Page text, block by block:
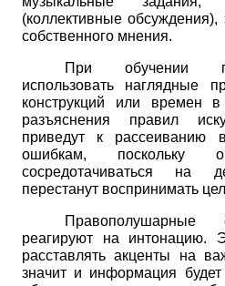
(коллективные
собственного мнения.
При обучении
использовать наглядные
конструкций или времен в
разъяснения правил
приведут к рассеиванию
ошибкам, поскольку
сосредотачиваться на
перестанут воспринимать
Правополушарные
реагируют на интонацию.
расставлять акценты на
значит и информация